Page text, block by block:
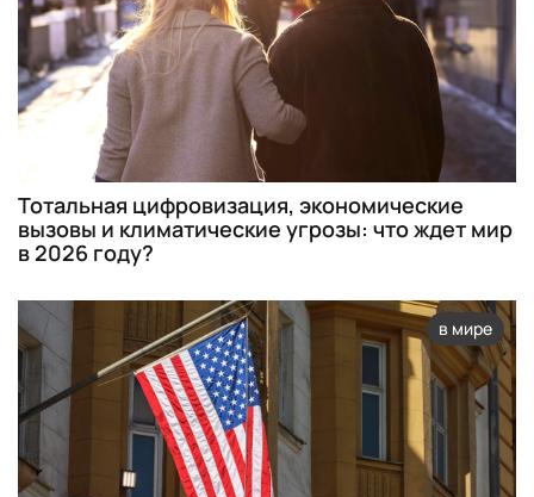
Тотальная цифровизация, экономические
вызовы и климатические угрозы: что ждет мир
в 2026 году?
в мире